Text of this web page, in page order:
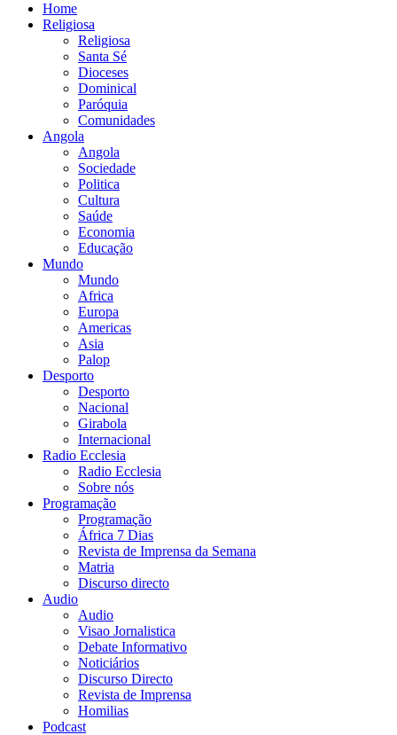
Home
Religiosa
Religiosa
Santa Sé
Dioceses
Dominical
Paróquia
Comunidades
Angola
Angola
Sociedade
Politica
Cultura
Saúde
Economia
Educação
Mundo
Mundo
Africa
Europa
Americas
Asia
Palop
Desporto
Desporto
Nacional
Girabola
Internacional
Radio Ecclesia
Radio Ecclesia
Sobre nós
Programação
Programação
África 7 Dias
Revista de Imprensa da Semana
Matria
Discurso directo
Audio
Audio
Visao Jornalistica
Debate Informativo
Noticiários
Discurso Directo
Revista de Imprensa
Homilias
Podcast